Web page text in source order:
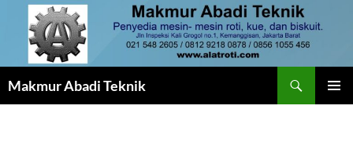
Langsung
Makmur Abadi Teknik